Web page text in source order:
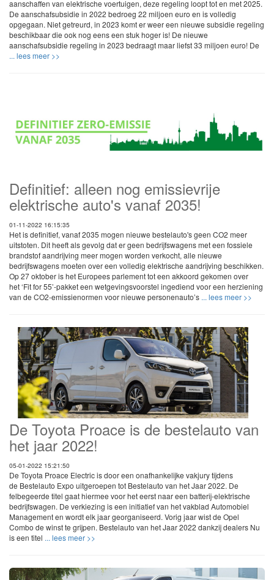
aanschaffen van elektrische voertuigen, deze regeling loopt tot en met 2025.
De aanschafsubsidie in 2022 bedroeg 22 miljoen euro en is volledig
opgegaan. Niet getreurd, in 2023 komt er weer een nieuwe subsidie regeling
beschikbaar die ook nog eens een stuk hoger is! De nieuwe
aanschafsubsidie regeling in 2023 bedraagt maar liefst 33 miljoen euro! De
... lees meer >>
Definitief: alleen nog emissievrije
elektrische auto's vanaf 2035!
01-11-2022 16:15:35
Het is definitief, vanaf 2035 mogen nieuwe bestelauto's geen CO2 meer
uitstoten. Dit heeft als gevolg dat er geen bedrijfswagens met een fossiele
brandstof aandrijving meer mogen worden verkocht, alle nieuwe
bedrijfswagens moeten over een volledig elektrische aandrijving beschikken.
Op 27 oktober is het Europees parlement tot een akkoord gekomen over
het ‘Fit for 55’-pakket een wetgevingsvoorstel ingediend voor een herziening
van de CO2-emissienormen voor nieuwe personenauto’s ... lees meer >>
De Toyota Proace is de bestelauto van
het jaar 2022!
05-01-2022 15:21:50
De Toyota Proace Electric is door een onafhankelijke vakjury tijdens
de Bestelauto Expo uitgeroepen tot Bestelauto van het Jaar 2022. De
felbegeerde titel gaat hiermee voor het eerst naar een batterij-elektrische
bedrijfswagen. De verkiezing is een initiatief van het vakblad Automobiel
Management en wordt elk jaar georganiseerd. Vorig jaar wist de Opel
Combo de winst te grijpen. Bestelauto van het Jaar 2022 dankzij dealers Nu
is een titel ... lees meer >>